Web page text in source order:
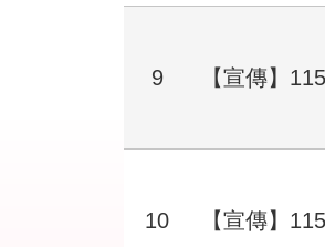
9 【宣傳】
10 【宣傳】